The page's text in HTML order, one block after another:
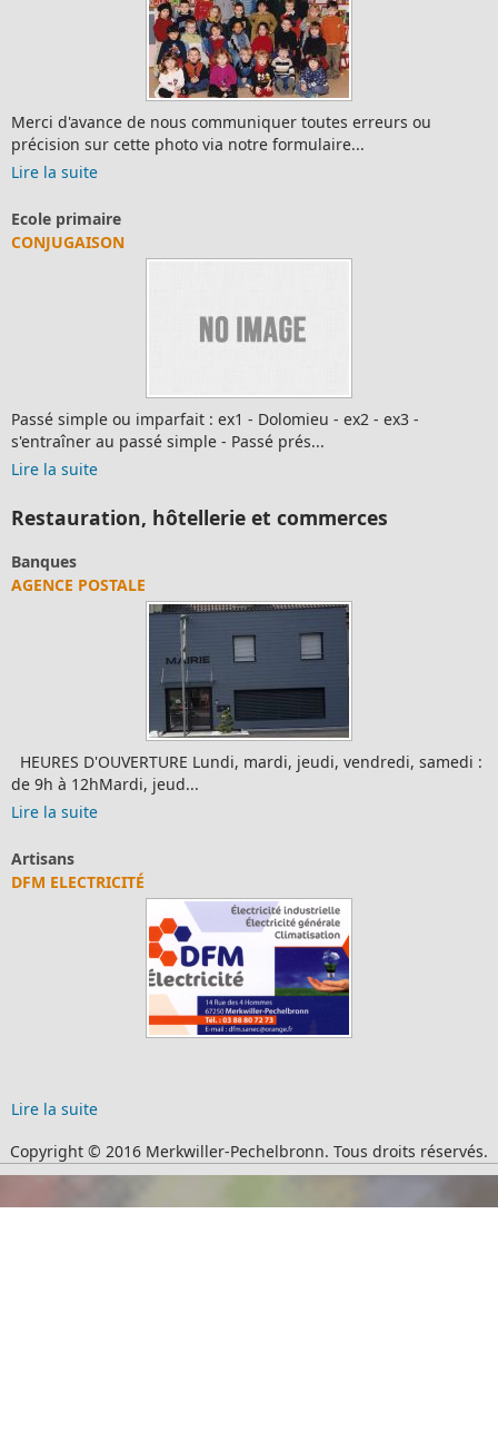
Merci d'avance de nous communiquer toutes erreurs ou
précision sur cette photo via notre formulaire...
Lire la suite
Ecole primaire
CONJUGAISON
Passé simple ou imparfait : ex1 - Dolomieu - ex2 - ex3 -
s'entraîner au passé simple - Passé prés...
Lire la suite
Restauration, hôtellerie et commerces
Banques
AGENCE POSTALE
HEURES D'OUVERTURE Lundi, mardi, jeudi, vendredi, samedi :
de 9h à 12hMardi, jeud...
Lire la suite
Artisans
DFM ELECTRICITÉ
Lire la suite
Copyright © 2016 Merkwiller-Pechelbronn. Tous droits réservés.